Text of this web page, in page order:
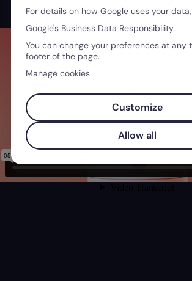
For details on how Google uses your
Google's Business Data Responsibility.
You can change your preferences at any
footer of the page.
Manage cookies
Customize
Allow all